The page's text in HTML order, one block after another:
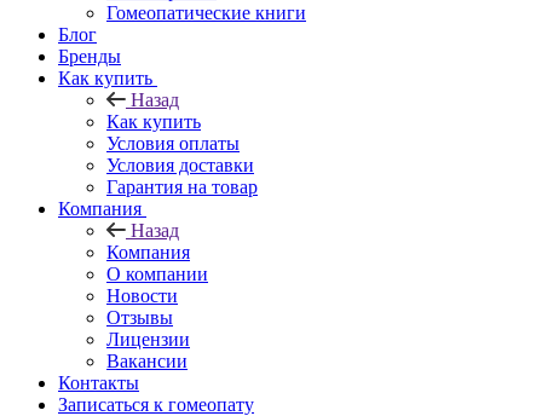
Гомеопатические книги
Блог
Бренды
Как купить
Назад
Как купить
Условия оплаты
Условия доставки
Гарантия на товар
Компания
Назад
Компания
О компании
Новости
Отзывы
Лицензии
Вакансии
Контакты
Записаться к гомеопату